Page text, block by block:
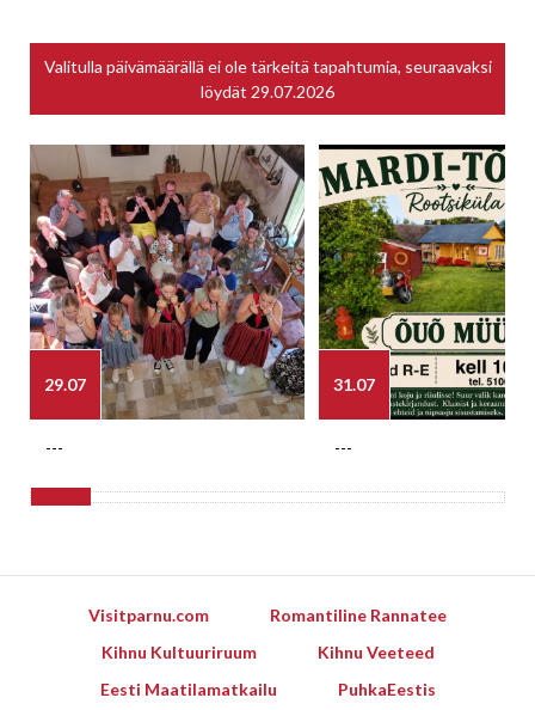
Valitulla päivämäärällä ei ole tärkeitä tapahtumia, seuraavaksi
löydät 29.07.2026
29.07
---
31.07
---
Visitparnu.com
Romantiline Rannatee
Kihnu Kultuuriruum
Kihnu Veeteed
Eesti Maatilamatkailu
PuhkaEestis